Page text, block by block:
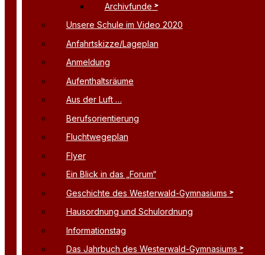
Archivfunde
Unsere Schule im Video 2020
Anfahrtskizze/Lageplan
Anmeldung
Aufenthaltsräume
Aus der Luft …
Berufsorientierung
Fluchtwegeplan
Flyer
Ein Blick in das „Forum“
Geschichte des Westerwald-Gymnasiums
Hausordnung und Schulordnung
Informationstag
Das Jahrbuch des Westerwald-Gymnasiums